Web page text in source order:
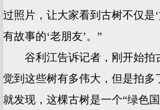
过照片，让大家看到古树不仅是‘
有故事的‘老朋友’。”
谷利江告诉记者，刚开始拍
觉到这些树有多伟大，但是拍多
就发现，这棵古树是一个“绿色